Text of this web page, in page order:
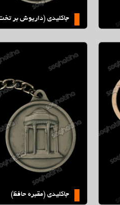
جاكليدي (داريوش بر
جاكليدي (مقبره حافظ)
جاكليدي